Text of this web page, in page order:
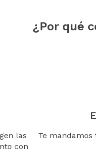
¿Por qué
las
con
Te